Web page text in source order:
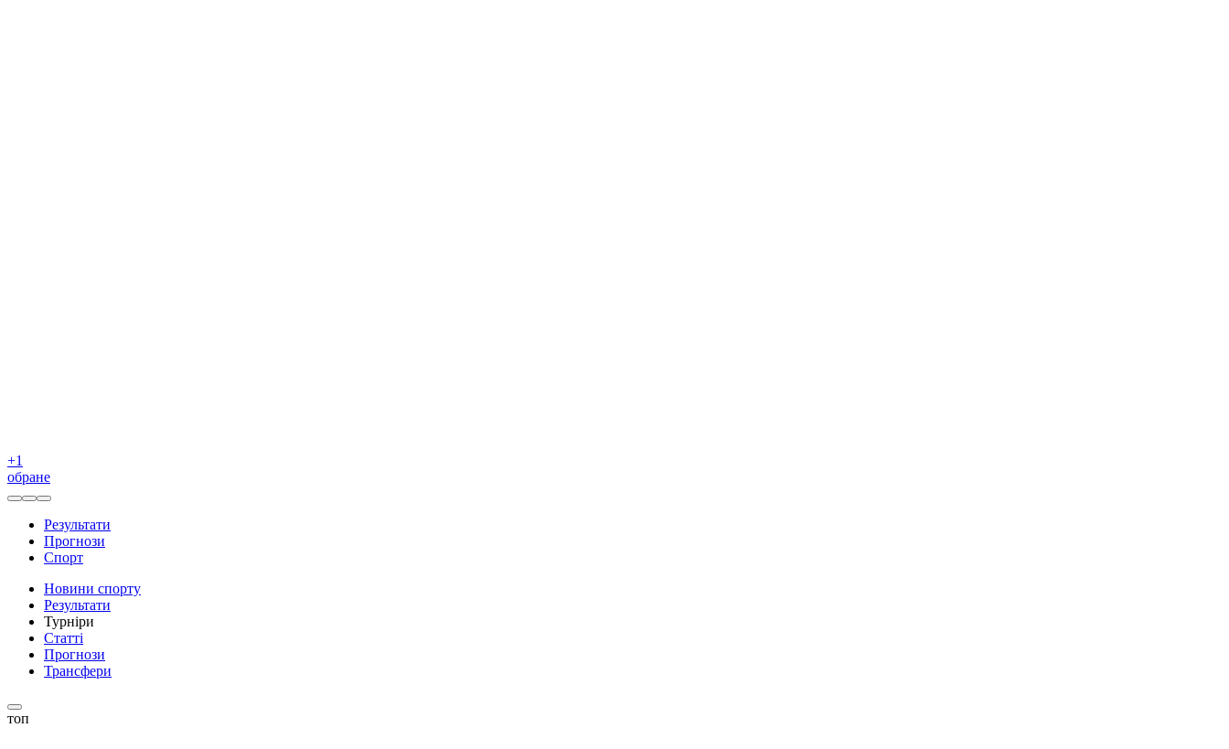
+1
обране
Результати
Прогнози
Спорт
Новини спорту
Результати
Турніри
Статті
Прогнози
Трансфери
топ